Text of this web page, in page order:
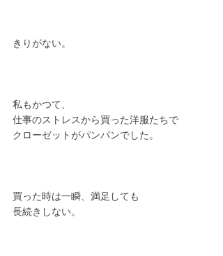
きりがない。
私もかつて、
仕事のストレスから買った洋服たちで
クローゼットがパンパンでした。
買った時は一瞬、満足しても
長続きしない。